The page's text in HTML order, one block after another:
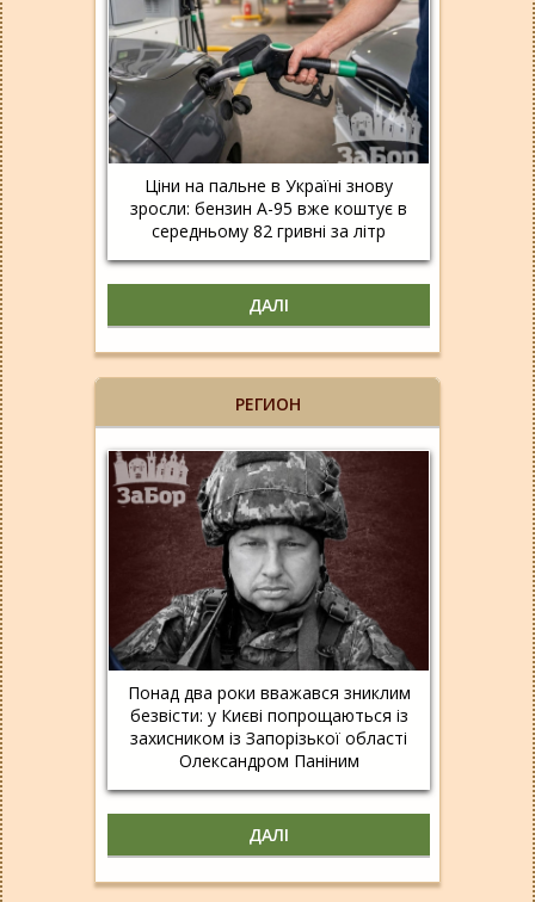
Ціни на пальне в Україні знову
зросли: бензин А-95 вже коштує в
середньому 82 гривні за літр
ДАЛІ
РЕГИОН
Понад два роки вважався зниклим
безвісти: у Києві попрощаються із
захисником із Запорізької області
Олександром Паніним
ДАЛІ